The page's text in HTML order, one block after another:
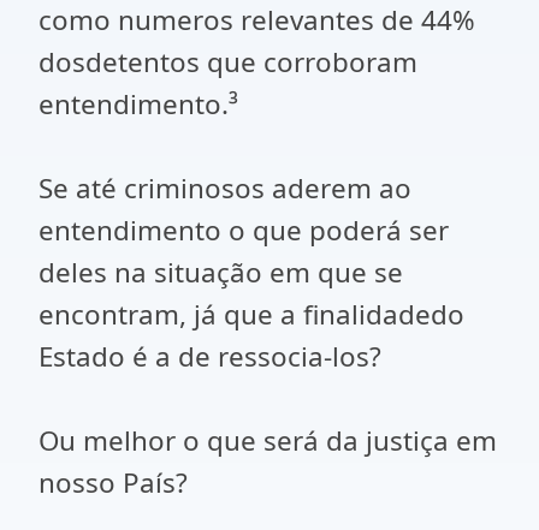
como numeros relevantes de 44%
dosdetentos que corroboram
entendimento.³
Se até criminosos aderem ao
entendimento o que poderá ser
deles na situação em que se
encontram, já que a finalidadedo
Estado é a de ressocia-los?
Ou melhor o que será da justiça em
nosso País?